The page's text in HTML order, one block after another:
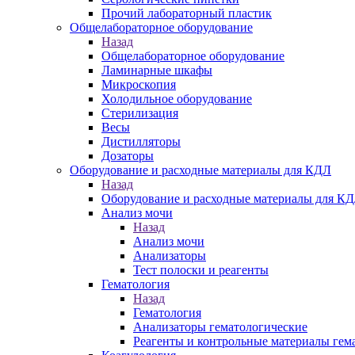
Прочий лабораторный пластик
Общелабораторное оборудование
Назад
Общелабораторное оборудование
Ламинарные шкафы
Микроскопия
Холодильное оборудование
Стерилизация
Весы
Дистилляторы
Дозаторы
Оборудование и расходные материалы для КДЛ
Назад
Оборудование и расходные материалы для
Анализ мочи
Назад
Анализ мочи
Анализаторы
Тест полоски и реагенты
Гематология
Назад
Гематология
Анализаторы гематологические
Реагенты и контрольные материалы